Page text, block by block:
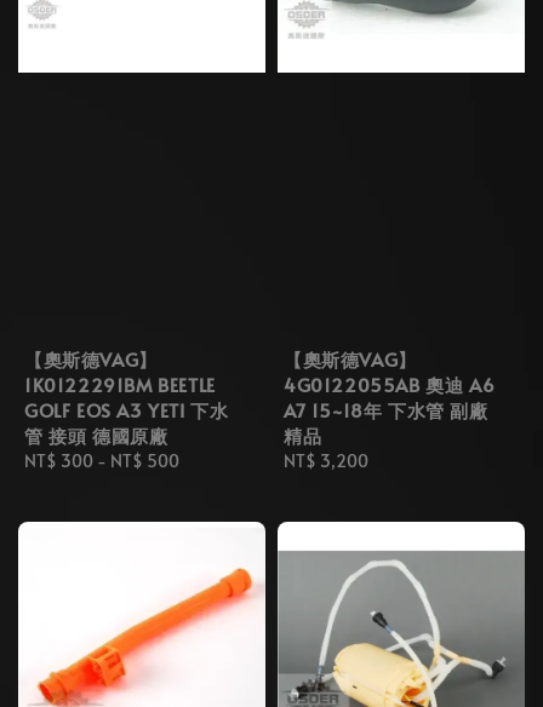
【奧斯德VAG】
1K0122291BM BEETLE
GOLF EOS A3 YETI 下水
管 接頭 德國原廠
Regular
NT$ 300 - NT$ 500
【奧斯德VAG】
4G0122055AB 奧迪 A6
A7 15~18年 下水管 副廠
精品
Regular
NT$ 3,200